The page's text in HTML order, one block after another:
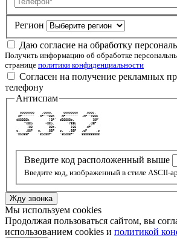
Регион
Даю согласие на обработку
Получить информацию об обработке
странице политики конфиденциальности
Согласен на получение рекламных
телефону
Антиспам
   oooooooo    .oooo.      oooooooo    .oooo.
  dP"""""""  .dP""Y88b    dP"""""""  .dP""Y88b
d88888b.          ]8P'  d88888b.          ]8P'
     `Y88b       <88b.       `Y88b       .d8P'
       ]88        `88b.        ]88     .dP'
o.   .88P   o.   .88P   o.   .88P   .oP     .o
`8bd88P'    `8bd88P'    `8bd88P'    8888888888
Введите код расположенный выше
Введите код, изображенный в стиле ASCII-
Жду звонка
Мы используем cookies
Продолжая пользоваться сайтом, вы
использованием cookies и политикой